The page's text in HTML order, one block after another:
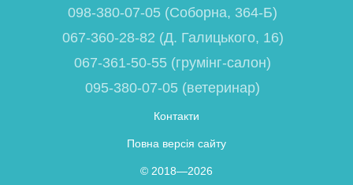
098-380-07-05 (Соборна, 364-Б)
067-360-28-82 (Д. Галицького, 16)
067-361-50-55 (грумінг-салон)
095-380-07-05 (ветеринар)
Контакти
Повна версія сайту
© 2018—2026